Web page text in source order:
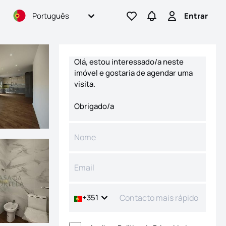
Português Ir para os favoritos
Ir para pesquisas
Entrar
Entrar
+351